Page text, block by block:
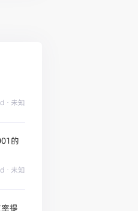
· 未知
的
· 未知